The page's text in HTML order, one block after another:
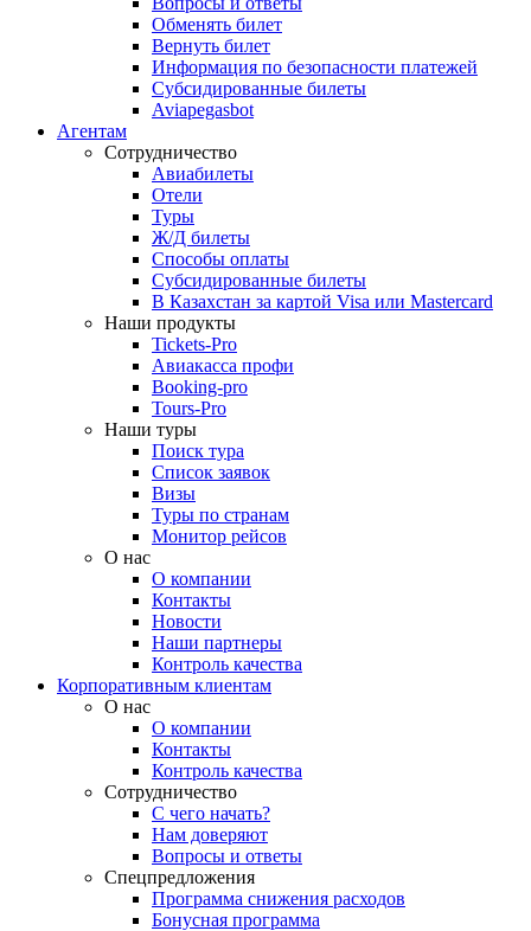
Обменять билет
Вернуть билет
Информация по безопасности платежей
Субсидированные билеты
Aviapegasbot
Агентам
Сотрудничество
Авиабилеты
Отели
Туры
Ж/Д билеты
Способы оплаты
Субсидированные билеты
В Казахстан за картой Visa или Masterсard
Наши продукты
Tickets-Pro
Авиакасса профи
Booking-pro
Tours-Pro
Наши туры
Поиск тура
Список заявок
Визы
Туры по странам
Монитор рейсов
О нас
О компании
Контакты
Новости
Наши партнеры
Контроль качества
Корпоративным клиентам
О нас
О компании
Контакты
Контроль качества
Сотрудничество
С чего начать?
Нам доверяют
Вопросы и ответы
Спецпредложения
Программа снижения расходов
Бонусная программа